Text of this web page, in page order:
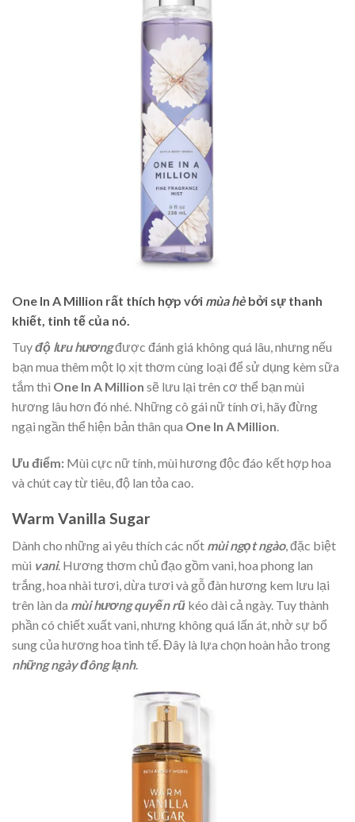
One In A Million rất thích hợp với mùa hèbởi sự thanh
khiết, tinh tế của nó.
Tuyđộ lưu hươngđược đánh giá không quá lâu, nhưng nếu
bạn mua thêm một lọ xịt thơm cùng loại để sử dụng kèm sữa
tắm thì One In A Million sẽ lưu lại trên cơ thể bạn mùi
hương lâu hơn đó nhé. Những cô gái nữ tính ơi, hãy đừng
ngại ngần thể hiện bản thân qua One In A Million.
Ưu điểm: Mùi cực nữ tính, mùi hương độc đáo kết hợp hoa
và chút cay từ tiêu, độ lan tỏa cao.
Warm Vanilla Sugar
Dành cho những ai yêu thích các nốt mùi ngọt ngào, đặc biệt
mùi vani. Hương thơm chủ đạo gồm vani, hoa phong lan
trắng, hoa nhài tươi, dừa tươi và gỗ đàn hương kem lưu lại
trên làn da mùi hương quyếnrũ kéo dài cả ngày. Tuy thành
phần có chiết xuất vani, nhưng không quá lấn át, nhờ sự bổ
sung của hương hoa tinh tế. Đây là lựa chọn hoàn hảo trong
những ngày đông lạnh.